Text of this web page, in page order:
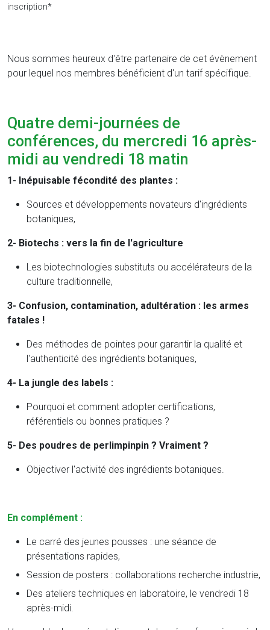
inscription*
Nous sommes heureux d'être partenaire de cet évènement
pour lequel nos membres bénéficient d'un tarif spécifique.
Quatre demi-journées de
conférences, du mercredi 16 après-
midi au vendredi 18 matin
1- Inépuisable fécondité des plantes :
Sources et développements novateurs d'ingrédients
botaniques,
2- Biotechs : vers la fin de l'agriculture
Les biotechnologies substituts ou accélérateurs de la
culture traditionnelle,
3- Confusion, contamination, adultération : les armes
fatales !
Des méthodes de pointes pour garantir la qualité et
l'authenticité des ingrédients botaniques,
4- La jungle des labels :
Pourquoi et comment adopter certifications,
référentiels ou bonnes pratiques ?
5- Des poudres de perlimpinpin ? Vraiment ?
Objectiver l'activité des ingrédients botaniques.
En complément :
Le carré des jeunes pousses : une séance de
présentations rapides,
Session de posters : collaborations recherche industrie,
Des ateliers techniques en laboratoire, le vendredi 18
après-midi.